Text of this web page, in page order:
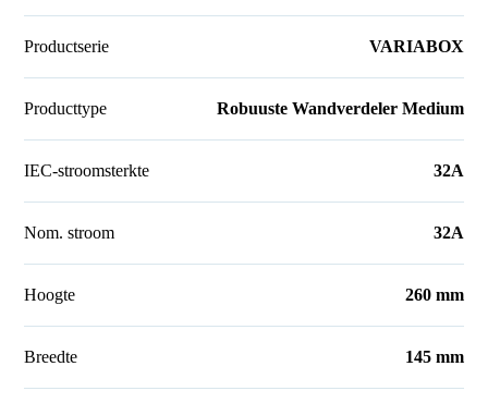
Productserie VARIABOX
Producttype Robuuste Wandverdeler Medium
IEC-stroomsterkte 32A
Nom. stroom 32A
Hoogte 260 mm
Breedte 145 mm